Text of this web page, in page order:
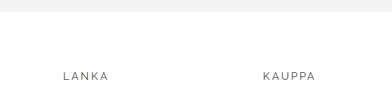
LANKA KAUPPA